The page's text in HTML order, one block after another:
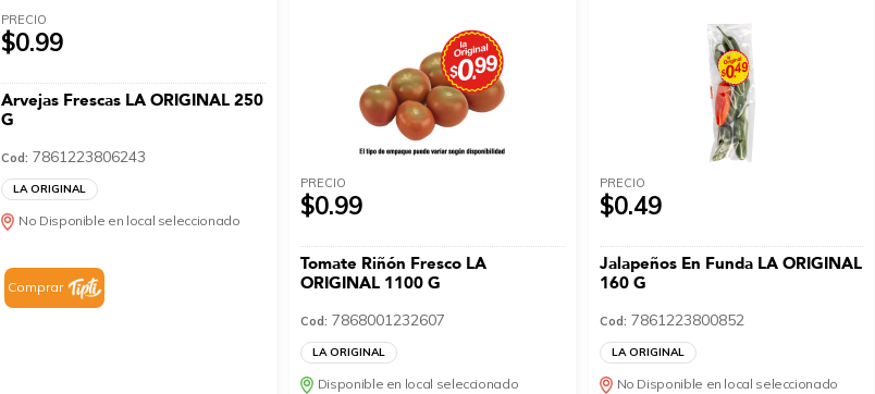
PRECIO
$0.99
Arvejas Frescas LA ORIGINAL 250
G
Cod: 7861223806243
LA ORIGINAL
No Disponible en local seleccionado
Comprar
PRECIO
$0.99
Tomate Riñón Fresco LA
ORIGINAL 1100 G
Cod: 7868001232607
LA ORIGINAL
Disponible en local seleccionado
PRECIO
$0.49
Jalapeños En Funda LA ORIGINAL
160 G
Cod: 7861223800852
LA ORIGINAL
No Disponible en local seleccionado